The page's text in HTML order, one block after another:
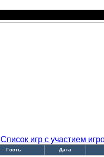
Список игр с участием
Гость Дата